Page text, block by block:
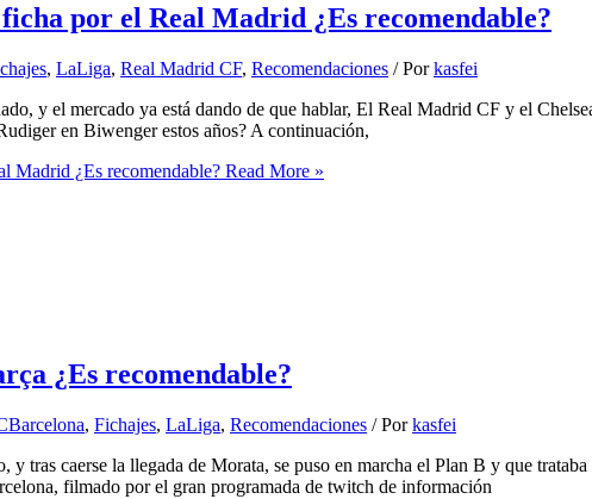
por el Real Madrid ¿Es recomendable?
, LaLiga, Real Madrid CF, Recomendaciones / Porkasfei
y el mercado ya está dando de que hablar, El Real Madrid CF y el
en Biwenger estos años? A continuación,
Madrid ¿Es recomendable? Read More »
¿Es recomendable?
, Fichajes, LaLiga, Recomendaciones / Porkasfei
y tras caerse la llegada de Morata, se puso en marcha el Plan B y que
filmado por el gran programada de twitch de información